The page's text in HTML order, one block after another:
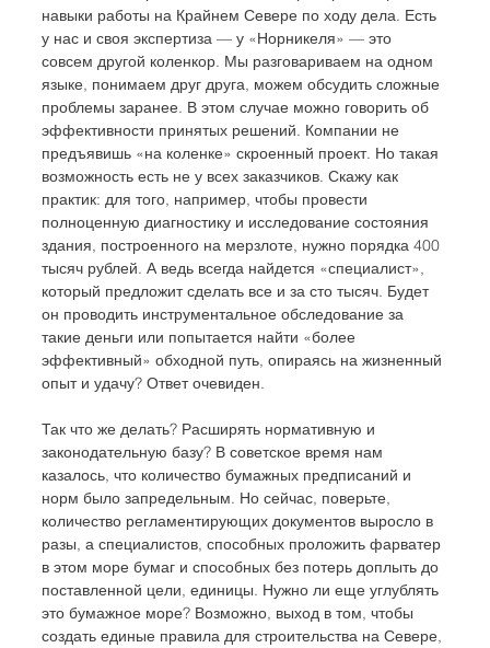
навыки работы на Крайнем Севере по ходу дела. Есть
у нас и своя экспертиза — у «Норникеля» — это
совсем другой коленкор. Мы разговариваем на одном
языке, понимаем друг друга, можем обсудить сложные
проблемы заранее. В этом случае можно говорить об
эффективности принятых решений. Компании не
предъявишь «на коленке» скроенный проект. Но такая
возможность есть не у всех заказчиков. Скажу как
практик: для того, например, чтобы провести
полноценную диагностику и исследование состояния
здания, построенного на мерзлоте, нужно порядка 400
тысяч рублей. А ведь всегда найдется «специалист»,
который предложит сделать все и за сто тысяч. Будет
он проводить инструментальное обследование за
такие деньги или попытается найти «более
эффективный» обходной путь, опираясь на жизненный
опыт и удачу? Ответ очевиден.
Так что же делать? Расширять нормативную и
законодательную базу? В советское время нам
казалось, что количество бумажных предписаний и
норм было запредельным. Но сейчас, поверьте,
количество регламентирующих документов выросло в
разы, а специалистов, способных проложить фарватер
в этом море бумаг и способных без потерь доплыть до
поставленной цели, единицы. Нужно ли еще углублять
это бумажное море? Возможно, выход в том, чтобы
создать единые правила для строительства на Севере,